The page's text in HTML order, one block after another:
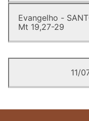
Evangelho -
Mt 19,27-29
11/